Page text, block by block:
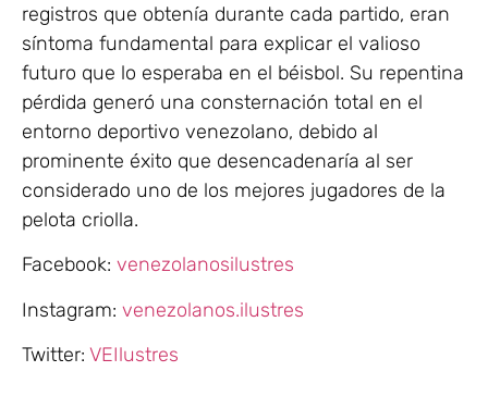
registros que obtenía durante cada partido, eran
síntoma fundamental para explicar el valioso
futuro que lo esperaba en el béisbol. Su repentina
pérdida generó una consternación total en el
entorno deportivo venezolano, debido al
prominente éxito que desencadenaría al ser
considerado uno de los mejores jugadores de la
pelota criolla.
Facebook: venezolanosilustres
Instagram: venezolanos.ilustres
Twitter: VEIlustres